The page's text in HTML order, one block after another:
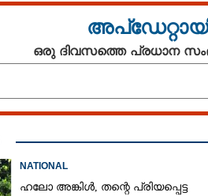
ഒരു ദിവസത്തെ പ്രധാന
NATIONAL
ഹലോ അങ്കിൾ,​ തന്റെ പ്രിയപ്പെട്ട